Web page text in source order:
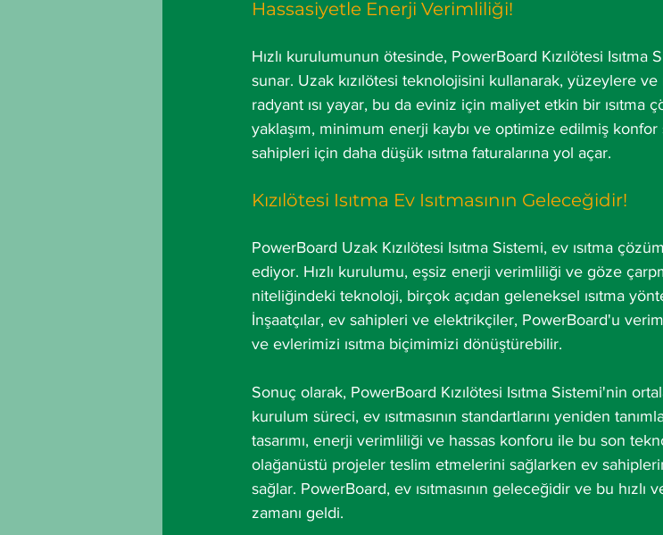
Hassasiyetle Enerji Verimliliği!
Hızlı kurulumunun ötesinde, PowerBoard Kızılötesi
sunar. Uzak kızılötesi teknolojisini kullanarak, yüzeylere
radyant ısı yayar, bu da eviniz için maliyet etkin bir ısıtma
yaklaşım, minimum enerji kaybı ve optimize edilmiş
sahipleri için daha düşük ısıtma faturalarına yol açar.
Kızılötesi Isıtma Ev Isıtmasının Geleceğidir!
PowerBoard Uzak Kızılötesi Isıtma Sistemi, ev ısıtma
ediyor. Hızlı kurulumu, eşsiz enerji verimliliği ve göze
niteliğindeki teknoloji, birçok açıdan geleneksel ısıtma
İnşaatçılar, ev sahipleri ve elektrikçiler, PowerBoard'u
ve evlerimizi ısıtma biçimimizi dönüştürebilir.
Sonuç olarak, PowerBoard Kızılötesi Isıtma Sistemi'nin
kurulum süreci, ev ısıtmasının standartlarını yeniden
tasarımı, enerji verimliliği ve hassas konforu ile bu son
olağanüstü projeler teslim etmelerini sağlarken ev
sağlar. PowerBoard, ev ısıtmasının geleceğidir ve bu
zamanı geldi.